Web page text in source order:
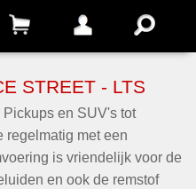
STREET - LTS
en SUV's tot
regelmatig met een
is vriendelijk voor de
en ook de remstof